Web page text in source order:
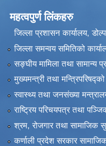
महत्वपुर्ण लिंकहरु
जिल्ला प्रशासन कार्यालय,
जिल्ला समन्वय समितिको
सङ्‍घीय मामिला तथा सामान्य
मुख्यमन्त्री तथा मन्त्रिपरिषद्को
स्वास्थ्य तथा जनसंख्या
राष्ट्रिय परिचयपत्र तथा
श्रम, रोजगार तथा सामाजिक
कर्णाली प्रदेश सरकार